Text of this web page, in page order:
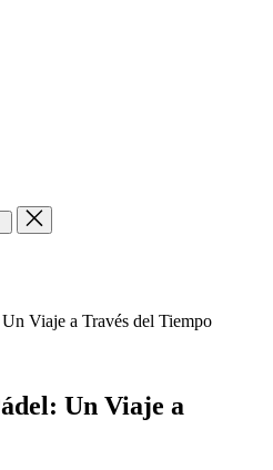
Viaje a Través del Tiempo
Un Viaje a